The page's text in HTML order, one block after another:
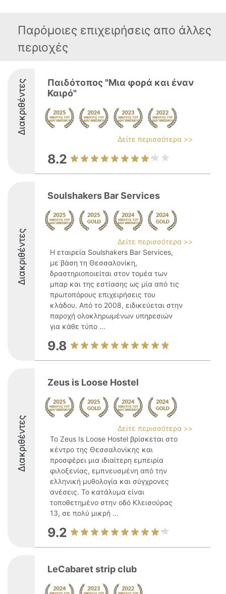
Παρόμοιες επιχειρήσεις απο άλλες
περιοχές
Διακριθέντες
Παιδότοπος "Μια φορά και έναν
Καιρό"
Δείτε περισσότερα >>
8.2
Διακριθέντες
Soulshakers Bar Services
Δείτε περισσότερα >>
Η εταιρεία Soulshakers Bar Services,
με βάση τη Θεσσαλονίκη,
δραστηριοποιείται στον τομέα των
μπαρ και της εστίασης ως μία από τις
πρωτοπόρους επιχειρήσεις του
κλάδου. Από το 2008, ειδικεύεται στην
παροχή ολοκληρωμένων υπηρεσιών
για κάθε τύπο ...
9.8
Διακριθέντες
Zeus is Loose Hostel
Δείτε περισσότερα >>
Το Zeus Is Loose Hostel βρίσκεται στο
κέντρο της Θεσσαλονίκης και
προσφέρει μια ιδιαίτερη εμπειρία
φιλοξενίας, εμπνευσμένη από την
ελληνική μυθολογία και σύγχρονες
ανέσεις. Το κατάλυμα είναι
τοποθετημένο στην οδό Κλεισούρας
13, σε πολύ μικρή ...
9.2
LeCabaret strip club